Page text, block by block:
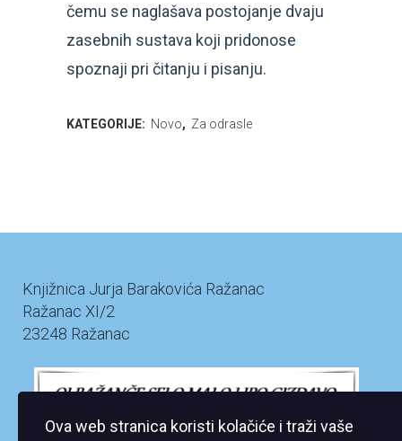
čemu se naglašava postojanje dvaju
zasebnih sustava koji pridonose
spoznaji pri čitanju i pisanju.
KATEGORIJE: Novo, Za odrasle
Knjižnica Jurja Barakovića Ražanac
Ražanac XI/2
23248 Ražanac
Ova web stranica koristi kolačiće i traži vaše